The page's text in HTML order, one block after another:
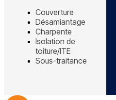
Couverture
Désamiantage
Charpente
Isolation de
toiture/ITE
Sous-traitance